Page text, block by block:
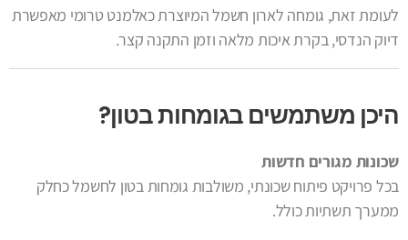
לעומת זאת, גומחה לארון חשמל המיוצרת כאלמנט טרומי מאפשרת
דיוק הנדסי, בקרת איכות מלאה וזמן התקנה קצר.
היכן משתמשים בגומחות בטון?
שכונות מגורים חדשות
בכל פרויקט פיתוח שכונתי, משולבות גומחות בטון לחשמל כחלק
ממערך תשתיות כולל.